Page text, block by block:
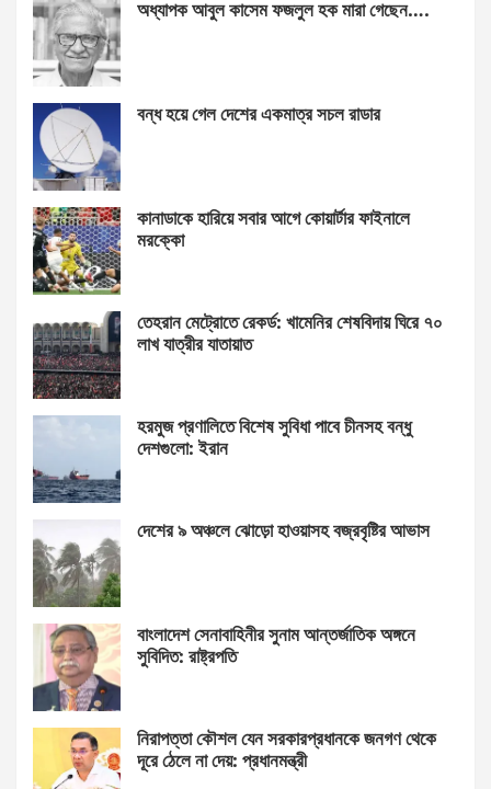
অধ্যাপক আবুল কাসেম ফজলুল হক মারা গেছেন….
বন্ধ হয়ে গেল দেশের একমাত্র সচল রাডার
কানাডাকে হারিয়ে সবার আগে কোয়ার্টার ফাইনালে
মরক্কো
তেহরান মেট্রোতে রেকর্ড: খামেনির শেষবিদায় ঘিরে ৭০
লাখ যাত্রীর যাতায়াত
হরমুজ প্রণালিতে বিশেষ সুবিধা পাবে চীনসহ বন্ধু
দেশগুলো: ইরান
দেশের ৯ অঞ্চলে ঝোড়ো হাওয়াসহ বজ্রবৃষ্টির আভাস
বাংলাদেশ সেনাবাহিনীর সুনাম আন্তর্জাতিক অঙ্গনে
সুবিদিত: রাষ্ট্রপতি
নিরাপত্তা কৌশল যেন সরকারপ্রধানকে জনগণ থেকে
দূরে ঠেলে না দেয়: প্রধানমন্ত্রী